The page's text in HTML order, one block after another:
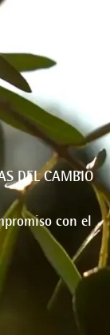
DEL CAMBIO
con el